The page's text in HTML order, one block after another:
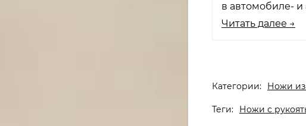
в автомобиле- и
Читать далее →
Категории: Ножи из
Теги: Ножи с